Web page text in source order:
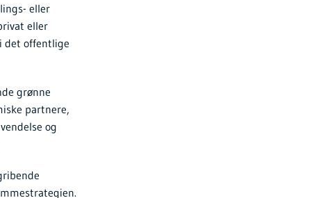
eller
eller
det offentlige
grønne
partnere,
og